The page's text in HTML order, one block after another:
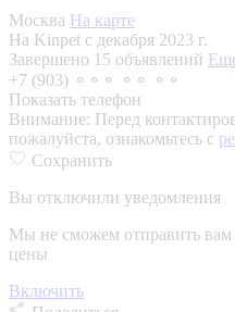
Москва На карте
На Kinpet c декабря 2023 г.
Завершено 15 объявлений
+7 (903) ⚬⚬⚬ ⚬⚬ ⚬⚬
Показать телефон
Внимание: Перед
пожалуйста, ознакомьтесь с
Сохранить
Вы отключили уведомления
Мы не сможем отправить вам
цены
Включить